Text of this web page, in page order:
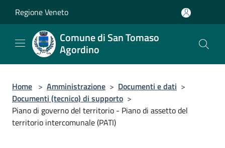
Regione Veneto
Comune di San Tomaso
Agordino
Home > Amministrazione > Documenti e dati >
Documenti (tecnico) di supporto >
Piano di governo del territorio - Piano di assetto del
territorio intercomunale (PATI)